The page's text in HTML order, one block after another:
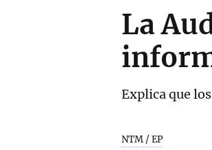
La
Explica que
NTM / EP